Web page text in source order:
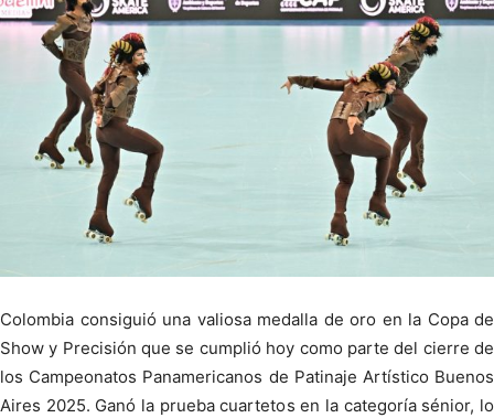
Colombia consiguió una valiosa medalla de oro en la Copa de
Show y Precisión que se cumplió hoy como parte del cierre de
los Campeonatos Panamericanos de Patinaje Artístico Buenos
Aires 2025. Ganó la prueba cuartetos en la categoría sénior, lo